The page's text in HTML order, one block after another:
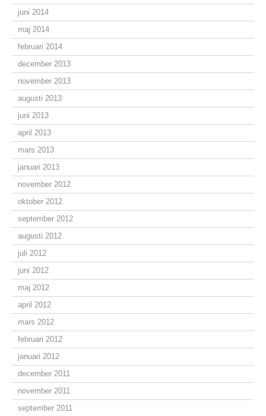
juni 2014
maj 2014
februari 2014
december 2013
november 2013
augusti 2013
juni 2013
april 2013
mars 2013
januari 2013
november 2012
oktober 2012
september 2012
augusti 2012
juli 2012
juni 2012
maj 2012
april 2012
mars 2012
februari 2012
januari 2012
december 2011
november 2011
september 2011